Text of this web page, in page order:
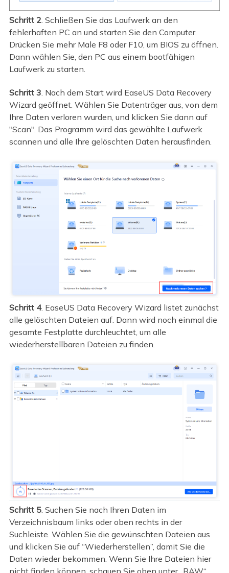
Schritt 2. Schließen Sie das Laufwerk an den
fehlerhaften PC an und starten Sie den Computer.
Drücken Sie mehr Male F8 oder F10, um BIOS zu öffnen.
Dann wählen Sie, den PC aus einem bootfähigen
Laufwerk zu starten.
Schritt 3. Nach dem Start wird EaseUS Data Recovery
Wizard geöffnet. Wählen Sie Datenträger aus, von dem
Ihre Daten verloren wurden, und klicken Sie dann auf
"Scan". Das Programm wird das gewählte Laufwerk
scannen und alle Ihre gelöschten Daten herausfinden.
Schritt 4. EaseUS Data Recovery Wizard listet zunächst
alle gelöschten Dateien auf. Dann wird noch einmal die
gesamte Festplatte durchleuchtet, um alle
wiederherstellbaren Dateien zu finden.
Schritt 5. Suchen Sie nach Ihren Daten im
Verzeichnisbaum links oder oben rechts in der
Suchleiste. Wählen Sie die gewünschten Dateien aus
und klicken Sie auf “Wiederherstellen”, damit Sie die
Daten wieder bekommen. Wenn Sie Ihre Dateien hier